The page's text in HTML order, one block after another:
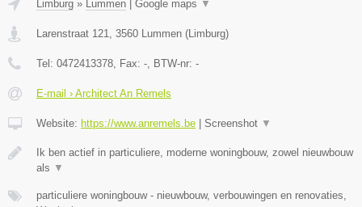
Limburg » Lummen Google maps ▼
Larenstraat 121 3560 Lummen ( Limburg)
Tel: 0472413378 , Fax: - , BTW-nr: -
E-mail › Architect An Remels
Website: https://www.anremels.be Screenshot ▼
Ik ben actief in particuliere, moderne woningbouw, zowel nieuwbouw
als ▼
particuliere woningbouw - nieuwbouw, verbouwingen en renovaties,